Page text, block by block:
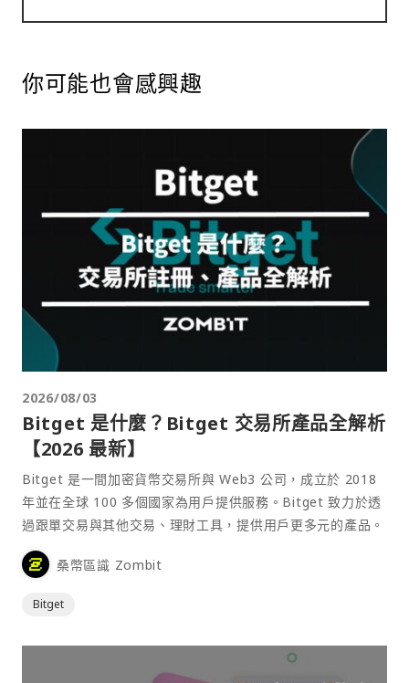
你可能也會感興趣
2026/08/03
Bitget 是什麼？Bitget 交易所產品全解析
【2026 最新】
Bitget 是一間加密貨幣交易所與 Web3 公司，成立於 2018
年並在全球 100 多個國家為用戶提供服務。Bitget 致力於透
過跟單交易與其他交易、理財工具，提供用戶更多元的產品。
桑幣區識 Zombit
Bitget